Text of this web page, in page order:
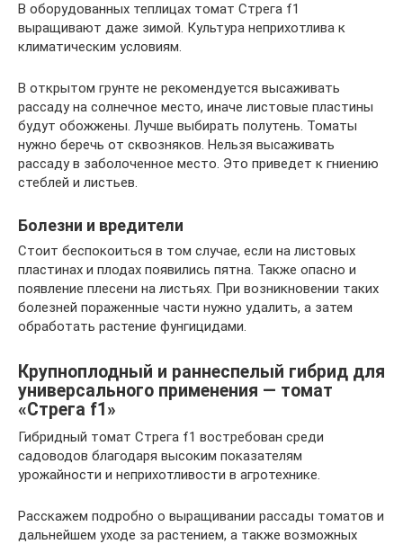
В оборудованных теплицах томат Стрега f1
выращивают даже зимой. Культура неприхотлива к
климатическим условиям.
В открытом грунте не рекомендуется высаживать
рассаду на солнечное место, иначе листовые пластины
будут обожжены. Лучше выбирать полутень. Томаты
нужно беречь от сквозняков. Нельзя высаживать
рассаду в заболоченное место. Это приведет к гниению
стеблей и листьев.
Болезни и вредители
Стоит беспокоиться в том случае, если на листовых
пластинах и плодах появились пятна. Также опасно и
появление плесени на листьях. При возникновении таких
болезней пораженные части нужно удалить, а затем
обработать растение фунгицидами.
Крупноплодный и раннеспелый гибрид для
универсального применения — томат
«Стрега f1»
Гибридный томат Стрега f1 востребован среди
садоводов благодаря высоким показателям
урожайности и неприхотливости в агротехнике.
Расскажем подробно о выращивании рассады томатов и
дальнейшем уходе за растением, а также возможных